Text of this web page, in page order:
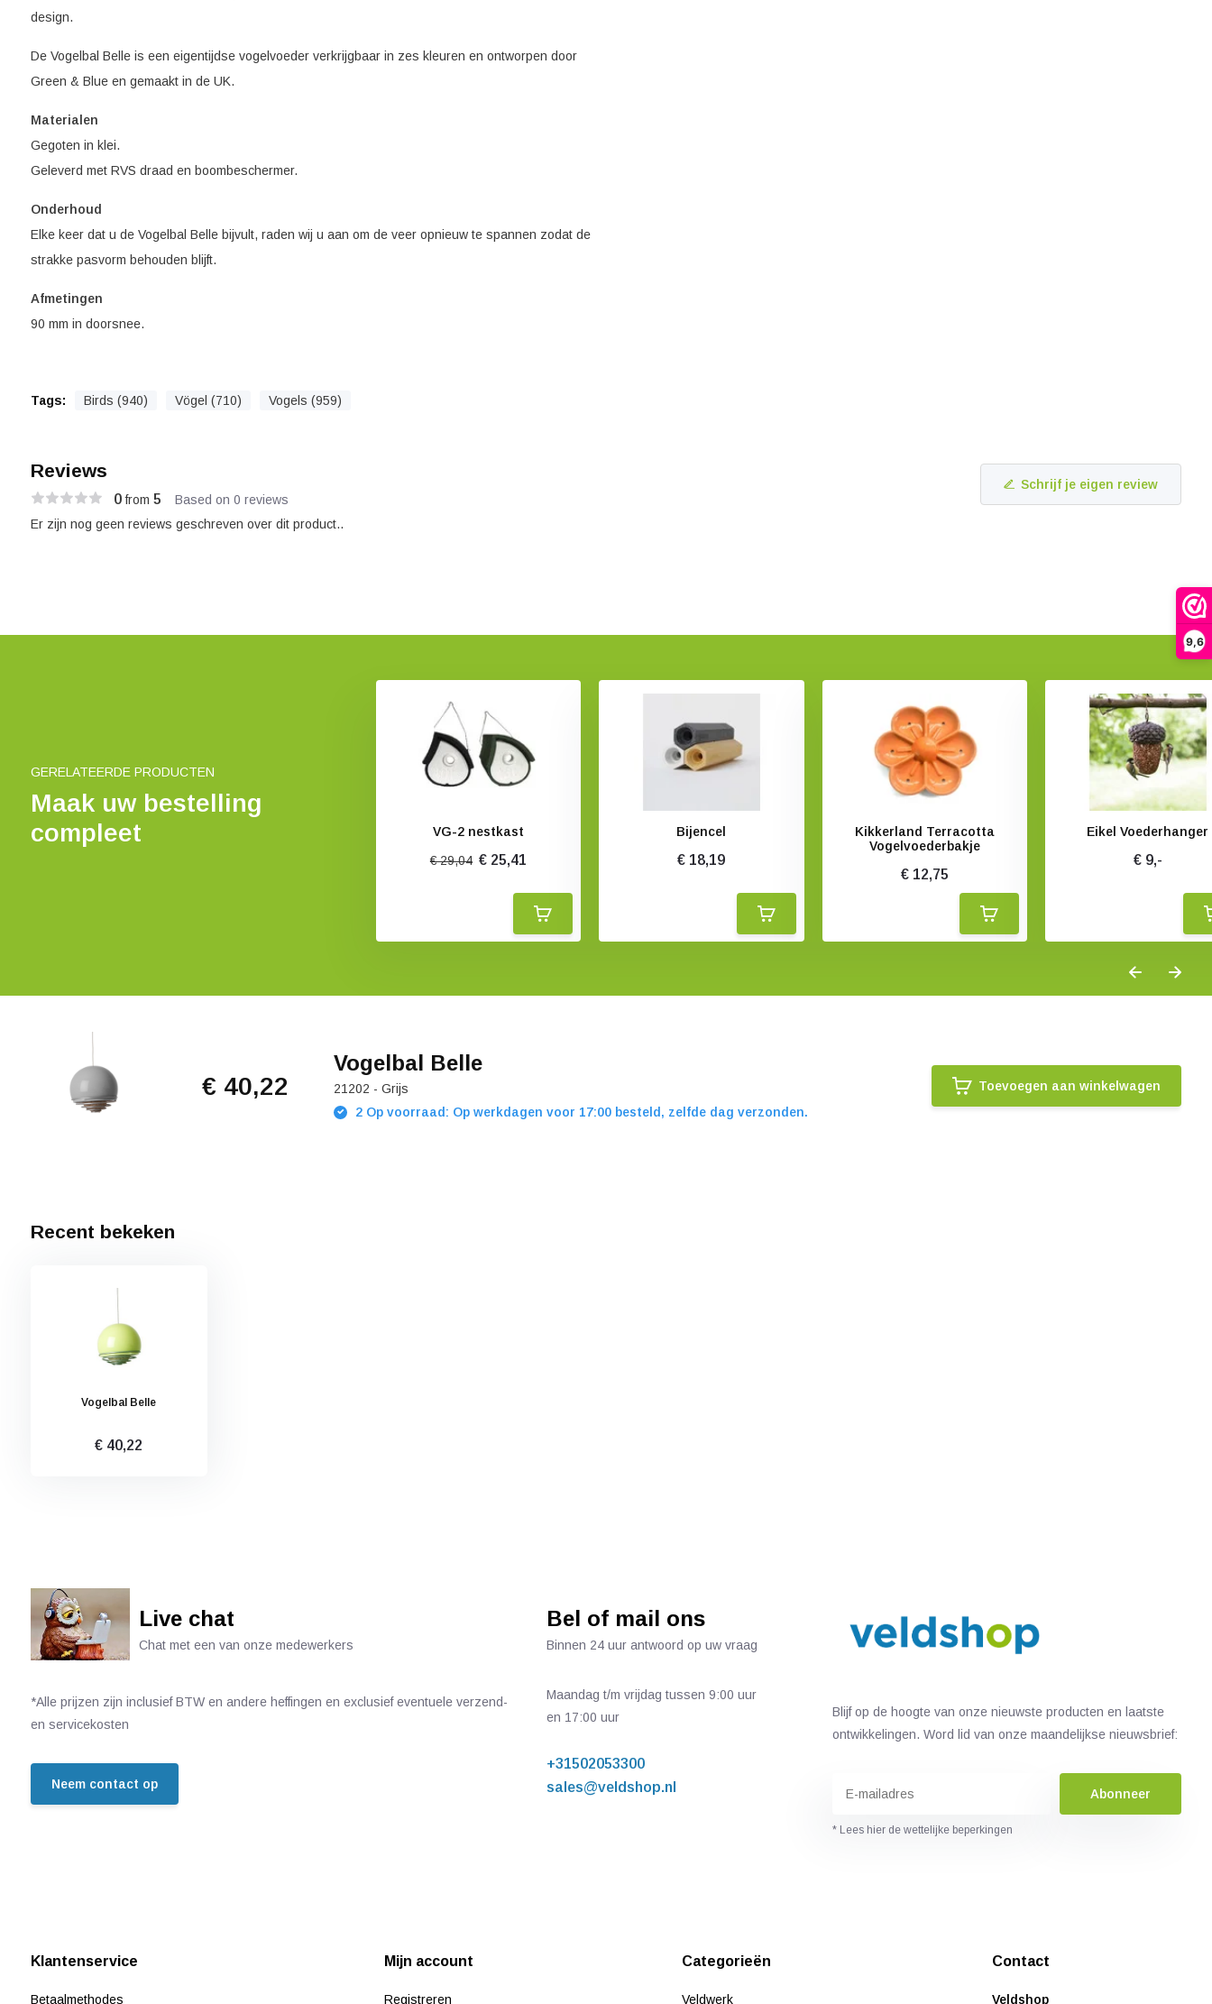
9,6
design.
De Vogelbal Belle is een eigentijdse vogelvoeder verkrijgbaar in zes kleuren en ontworpen door
Green & Blue en gemaakt in de UK.
Materialen
Gegoten in klei.
Geleverd met RVS draad en boombeschermer.
Onderhoud
Elke keer dat u de Vogelbal Belle bijvult, raden wij u aan om de veer opnieuw te spannen zodat de
strakke pasvorm behouden blijft.
Afmetingen
90 mm in doorsnee.
Tags: Birds (940) Vögel (710) Vogels (959)
Reviews
0from 5 Based on 0 reviews
Schrijf je eigen review
Er zijn nog geen reviews geschreven over dit product..
GERELATEERDE PRODUCTEN
Maak uw bestelling
compleet
VG-2 nestkast
€ 29,04 € 25,41
Bijencel
€ 18,19
Kikkerland Terracotta
Vogelvoederbakje
€ 12,75
Eikel Voederhanger
€ 9,-
€ 40,22
Vogelbal Belle
21202 - Grijs
2 Op voorraad: Op werkdagen voor 17:00 besteld, zelfde dag verzonden.
Toevoegen aan winkelwagen
Recent bekeken
Vogelbal Belle
€ 40,22
Live chat
Chat met een van onze medewerkers
*Alle prijzen zijn inclusief BTW en andere heffingen en exclusief eventuele verzend-
en servicekosten
Neem contact op
Bel of mail ons
Binnen 24 uur antwoord op uw vraag
Maandag t/m vrijdag tussen 9:00 uur
en 17:00 uur
+31502053300
sales@veldshop.nl
Blijf op de hoogte van onze nieuwste producten en laatste
ontwikkelingen. Word lid van onze maandelijkse nieuwsbrief:
Abonneer
* Lees hier de wettelijke beperkingen
Klantenservice
Betaalmethodes
Mijn account
Registreren
Categorieën
Veldwerk
Contact
Veldshop